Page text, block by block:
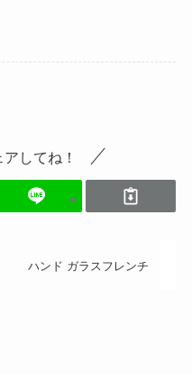
してね！
ハンド ガラスフレンチ